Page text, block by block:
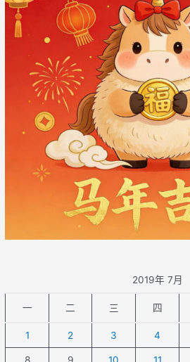
2019年 7月
一 二 三 四
1 2 3 4
8 9 10 11